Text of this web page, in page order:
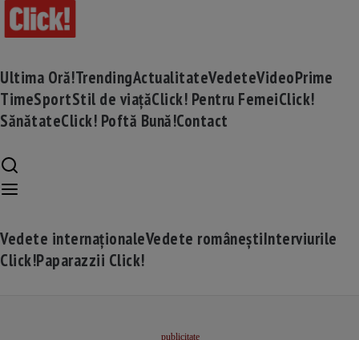
Ultima Oră!TrendingActualitateVedeteVideoPrime
TimeSportStil de viațăClick! Pentru FemeiClick!
SănătateClick! Poftă Bună!Contact
Vedete internaționaleVedete româneștiInterviurile
Click!Paparazzii Click!